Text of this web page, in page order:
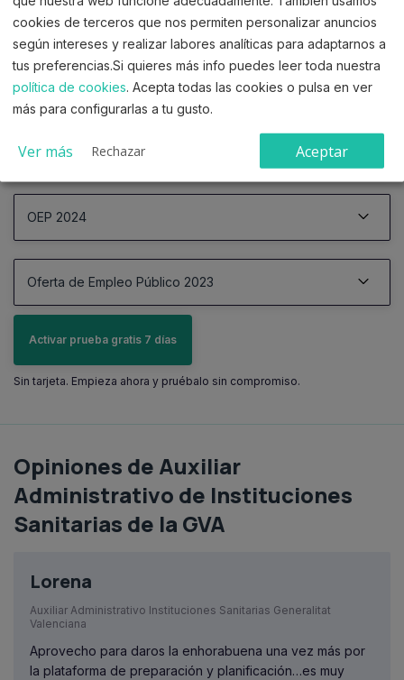
Se ha publicado también laOEP de 2025 con las
siguientes plazas
206 plazas de turno libre
OEP 2025
OEP 2025
206 plazas
Ver documento oficial
OEP 2024
OEP 2024
51 plazas
Oferta de Empleo Público 2023
OEP 2023
250 plazas
Ver documento oficial
Activar prueba gratis 7 días
Sin tarjeta. Empieza ahora y pruébalo sin compromiso.
Opiniones de Auxiliar
Administrativo de Instituciones
Sanitarias de la GVA
Lorena
Auxiliar Administrativo Instituciones Sanitarias Generalitat
Valenciana
Aprovecho para daros la enhorabuena una vez más por
la plataforma de preparación y planificación…es muy
cookies de terceros que nos permiten personalizar anuncios
según intereses y realizar labores analíticas para adaptarnos a
tus preferencias.Si quieres más info puedes leer toda nuestra
política de cookies. Acepta todas las cookies o pulsa en ver
más para configurarlas a tu gusto.
Ver más Rechazar Aceptar